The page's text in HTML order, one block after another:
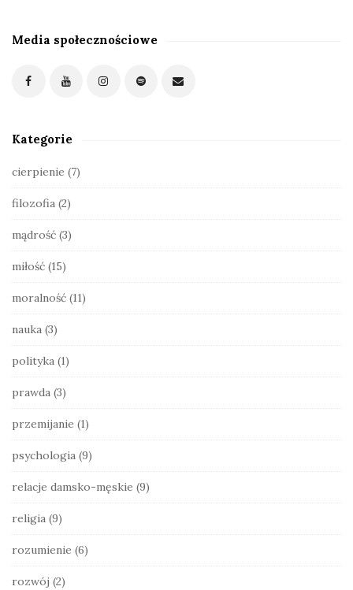
S
d
a
Media społecznościowe
Kategorie
cierpienie (7)
filozofia (2)
mądrość (3)
miłość (15)
moralność (11)
nauka (3)
polityka (1)
prawda (3)
przemijanie (1)
psychologia (9)
relacje damsko-męskie (9)
religia (9)
rozumienie (6)
rozwój (2)